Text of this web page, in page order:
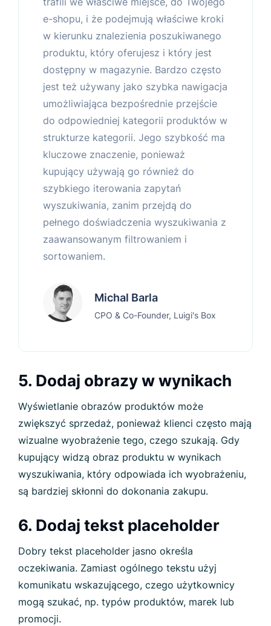
e-shopu, i że podejmują właściwe kroki
w kierunku znalezienia poszukiwanego
produktu, który oferujesz i który jest
dostępny w magazynie. Bardzo często
jest też używany jako szybka nawigacja
umożliwiająca bezpośrednie przejście
do odpowiedniej kategorii produktów w
strukturze kategorii. Jego szybkość ma
kluczowe znaczenie, ponieważ
kupujący używają go również do
szybkiego iterowania zapytań
wyszukiwania, zanim przejdą do
pełnego doświadczenia wyszukiwania z
zaawansowanym filtrowaniem i
sortowaniem.
Michal Barla
CPO & Co-Founder, Luigi's Box
5. Dodaj obrazy w wynikach
Wyświetlanie obrazów produktów może
zwiększyć sprzedaż, ponieważ klienci często mają
wizualne wyobrażenie tego, czego szukają. Gdy
kupujący widzą obraz produktu w wynikach
wyszukiwania, który odpowiada ich wyobrażeniu,
są bardziej skłonni do dokonania zakupu.
6. Dodaj tekst placeholder
Dobry tekst placeholder jasno określa
oczekiwania. Zamiast ogólnego tekstu użyj
komunikatu wskazującego, czego użytkownicy
mogą szukać, np. typów produktów, marek lub
promocji.